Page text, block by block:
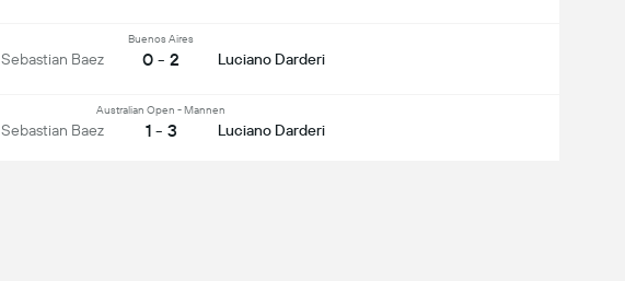
Sebastian Baez
Buenos Aires
0 - 2 Luciano Darderi
Sebastian Baez
Australian Open - Mannen
1 - 3 Luciano Darderi